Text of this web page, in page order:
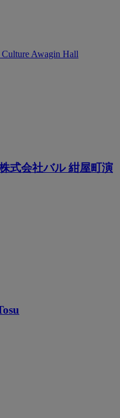
Awagin Hall
式会社バル 紺屋町演